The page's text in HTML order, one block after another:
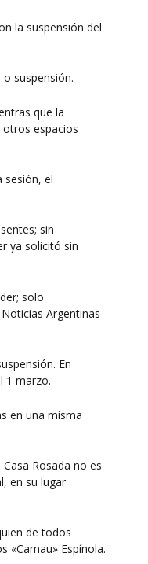
la suspensión del
suspensión.
que la
otros espacios
sesión, el
sin
ya solicitó sin
solo
Argentinas-
En
1 marzo.
en una misma
Rosada no es
en su lugar
de todos
«Camau» Espínola.